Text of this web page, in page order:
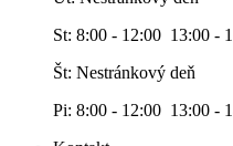
St: 8:00 - 12:00 13:00 -
Št: Nestránkový deň
Pi: 8:00 - 12:00 13:00 -